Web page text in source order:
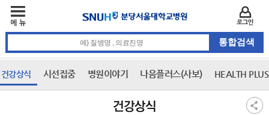
건강상식 시선집중 병원이야기 나음플러스(사보) HEALTH
건강상식